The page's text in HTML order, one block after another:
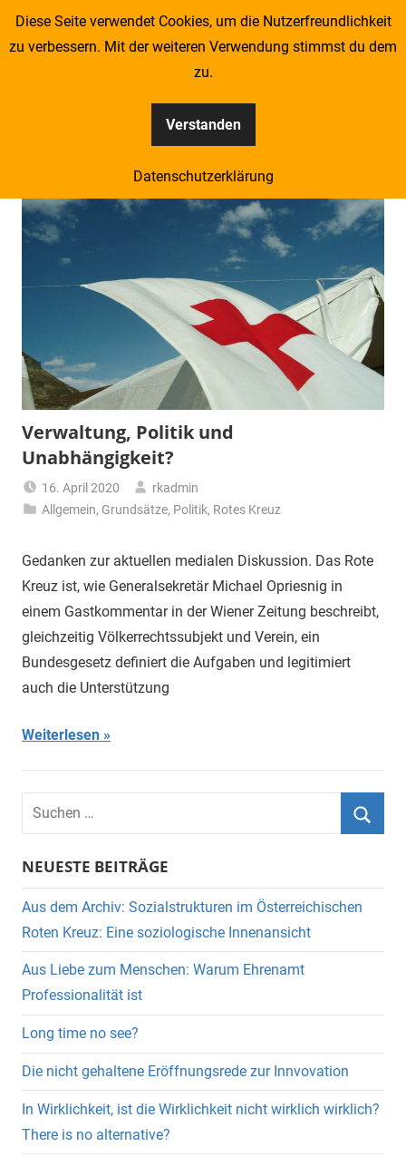
Zum
Redcross Sociologist
Eine weitere blog.roteskreuz.at Websites Website
GRUNDSÄTZE
Verwaltung, Politik und
Unabhängigkeit?
16. April 2020
rkadmin
Allgemein, Grundsätze, Politik, Rotes Kreuz
Gedanken zur aktuellen medialen Diskussion. Das Rote
Kreuz ist, wie Generalsekretär Michael Opriesnig in
einem Gastkommentar in der Wiener Zeitung beschreibt,
gleichzeitig Völkerrechtssubjekt und Verein, ein
Bundesgesetz definiert die Aufgaben und legitimiert
auch die Unterstützung
Weiterlesen
Suchen
NEUESTE BEITRÄGE
Aus dem Archiv: Sozialstrukturen im Österreichischen
Roten Kreuz: Eine soziologische Innenansicht
Aus Liebe zum Menschen: Warum Ehrenamt
Professionalität ist
Long time no see?
Die nicht gehaltene Eröffnungsrede zur Innvovation
In Wirklichkeit, ist die Wirklichkeit nicht wirklich wirklich?
There is no alternative?
Diese Seite verwendet Cookies, um die Nutzerfreundlichkeit
zu verbessern. Mit der weiteren Verwendung stimmst du dem
zu.
Verstanden
Datenschutzerklärung